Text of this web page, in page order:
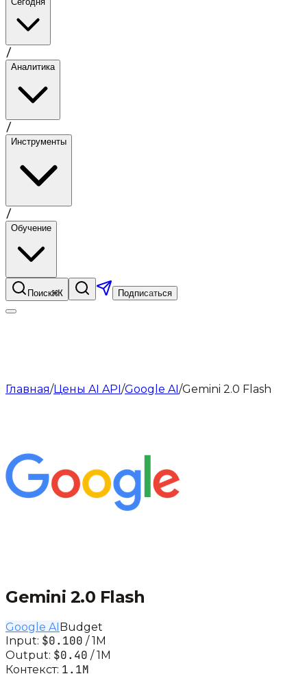
/
Аналитика
/
Инструменты
/
Обучение
Поиск⌘K Подписаться
Главная/Цены AI API/Google AI/Gemini 2.0 Flash
Gemini 2.0 Flash
Google AIBudget
Input: $0.100 / 1M
Output: $0.40 / 1M
Контекст: 1.1M